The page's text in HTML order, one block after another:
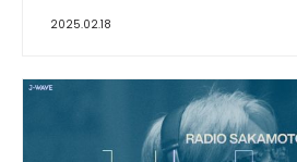
2025.02.18